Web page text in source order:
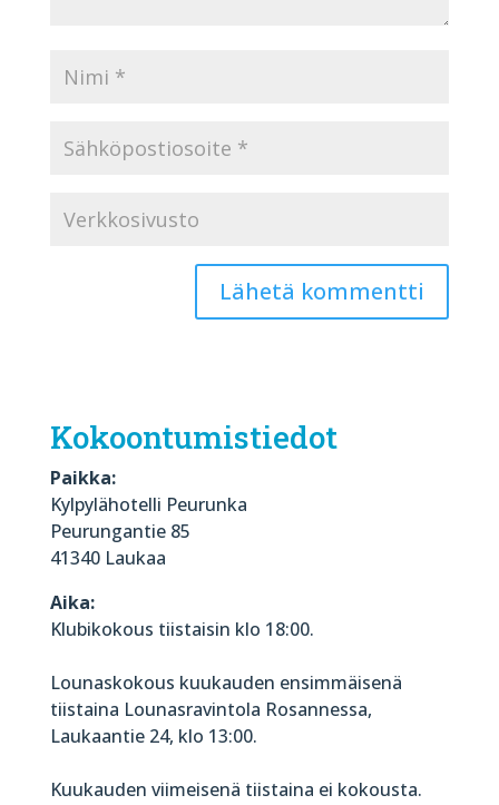
Kokoontumistiedot
Paikka:
Kylpylähotelli Peurunka
Peurungantie 85
41340 Laukaa
Aika:
Klubikokous tiistaisin klo 18:00.
Lounaskokous kuukauden ensimmäisenä
tiistaina Lounasravintola Rosannessa,
Laukaantie 24, klo 13:00.
Kuukauden viimeisenä tiistaina ei kokousta.